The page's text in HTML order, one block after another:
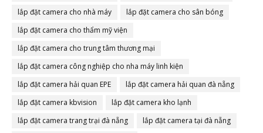
lắp đặt camera cho nhà máy
lắp đặt camera cho sân bóng
lắp đặt camera cho thẩm mỹ viện
lắp đặt camera cho trung tâm thương mại
lắp đặt camera công nghiệp cho nha máy linh kiện
lắp đặt camera hải quan EPE
lắp đặt camera hải quan đà nẵng
lắp đặt camera kbvision
lắp đặt camera kho lạnh
lắp đặt camera trang trại đà nẵng
lắp đặt camera tại đà nẵng